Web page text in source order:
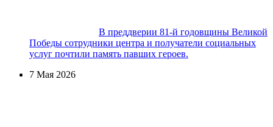
В преддверии 81-й годовщины Великой
Победы сотрудники центра и получатели социальных
услуг почтили память павших героев.
7 Мая 2026